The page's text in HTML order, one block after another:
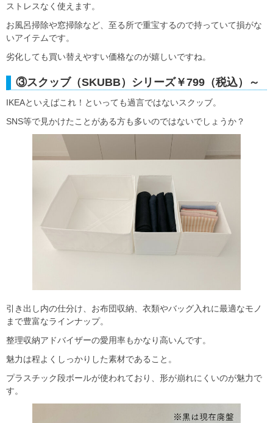
ストレスなく使えます。
お風呂掃除や窓掃除など、至る所で重宝するので持っていて損がな
いアイテムです。
劣化しても買い替えやすい価格なのが嬉しいですね。
③スクッブ（SKUBB）シリーズ￥799（税込）～
IKEAといえばこれ！といっても過言ではないスクッブ。
SNS等で見かけたことがある方も多いのではないでしょうか？
引き出し内の仕分け、お布団収納、衣類やバッグ入れに最適なモノ
まで豊富なラインナップ。
整理収納アドバイザーの愛用率もかなり高いんです。
魅力は程よくしっかりした素材であること。
プラスチック段ボールが使われており、形が崩れにくいのが魅力で
す。